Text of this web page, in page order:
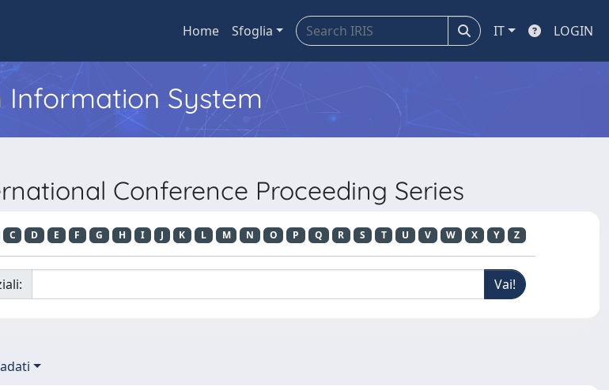
Home Sfoglia IT LOGIN
Information System
Conference Proceeding Series
C D E F G H I J K L M N O P Q R S T U V W X Y Z